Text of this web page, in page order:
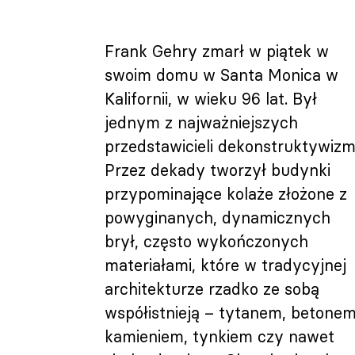
Frank Gehry zmarł w piątek w
swoim domu w Santa Monica w
Kalifornii, w wieku 96 lat. Był
jednym z najważniejszych
przedstawicieli
Przez dekady tworzył budynki
przypominające kolaże złożone z
powyginanych, dynamicznych
brył, często wykończonych
materiałami, które w tradycyjnej
architekturze rzadko ze sobą
współistnieją – tytanem,
kamieniem, tynkiem czy nawet